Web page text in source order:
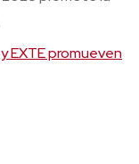
EXTE promueven